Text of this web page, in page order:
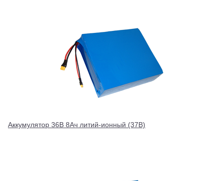
Аккумулятор 36В 8Ач литий-ионный (37В)